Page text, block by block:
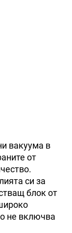
вакуума в
от
си за
блок от
не включва